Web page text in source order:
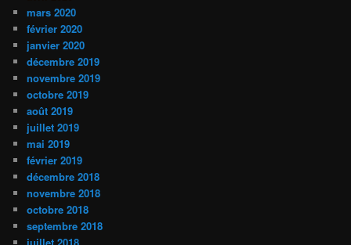
mars 2020
février 2020
janvier 2020
décembre 2019
novembre 2019
octobre 2019
août 2019
juillet 2019
mai 2019
février 2019
décembre 2018
novembre 2018
octobre 2018
septembre 2018